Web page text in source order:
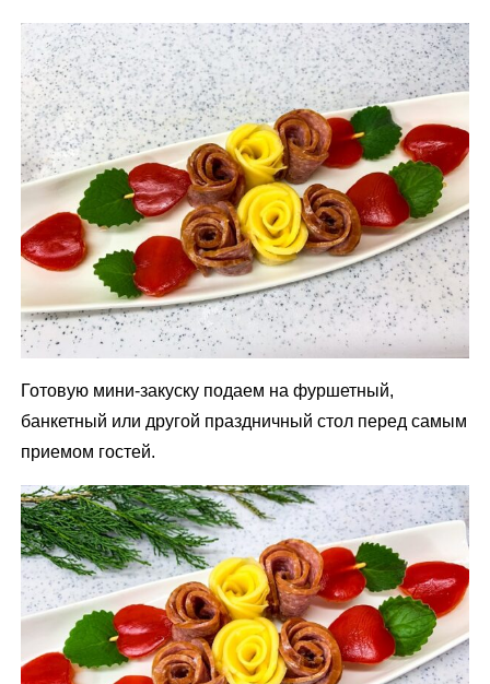
Готовую мини-закуску подаем на фуршетный,
банкетный или другой праздничный стол перед самым
приемом гостей.